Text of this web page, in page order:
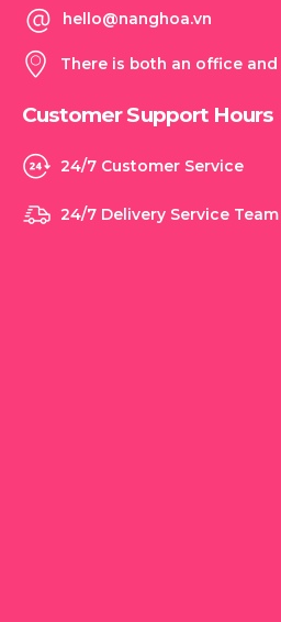
hello@nanghoa.vn
There is both an office
Customer Support Hours
24/7 Customer Service
24/7 Delivery Service Team